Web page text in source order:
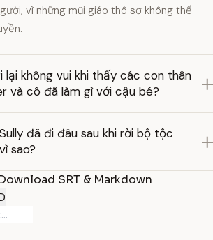
vì những mũi giáo thô sơ không thể
lại không vui khi thấy các con thân
và cô đã làm gì với cậu bé?
đã đi đâu sau khi rời bộ tộc
sao?
SRT & Markdown